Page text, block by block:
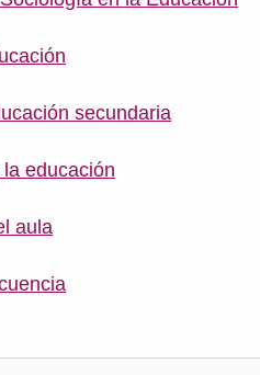
secundaria
educación
aula